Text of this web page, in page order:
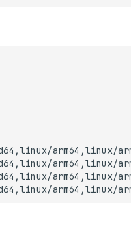
arm64,linux/
arm64,linux/
arm64,linux/
arm64,linux/